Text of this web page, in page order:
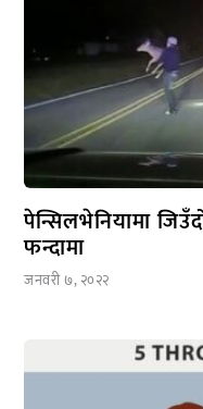
जनवरी ७, २०२२
पेन्सिलभेनियामा
फन्दामा